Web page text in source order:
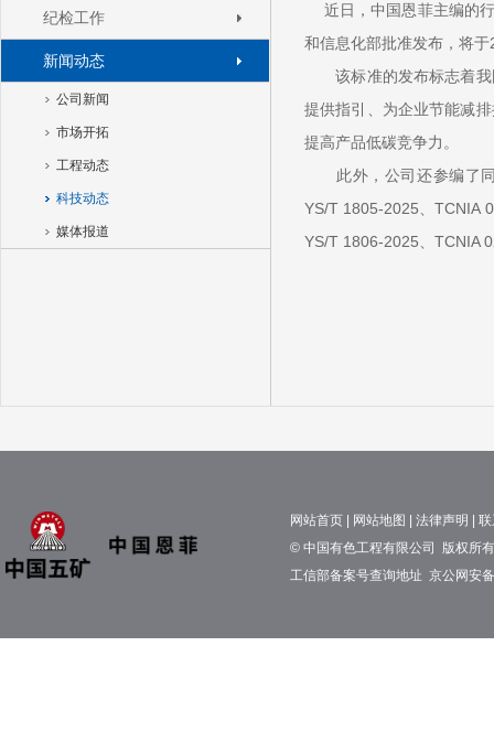
纪检工作
新闻动态
公司新闻
市场开拓
工程动态
科技动态
媒体报道
近日，中国恩菲主编的
和信息化部批准发布，将
该标准的发布标志着
提供指引、为企业节能减
提高产品低碳竞争力。
此外，公司还参编了同
YS/T 1805-2025、TCNIA
YS/T 1806-2025、TCNIA
网站首页 网站地图 法律声明
© 中国有色工程有限公司 版权所
工信部备案号查询地址 京公网安